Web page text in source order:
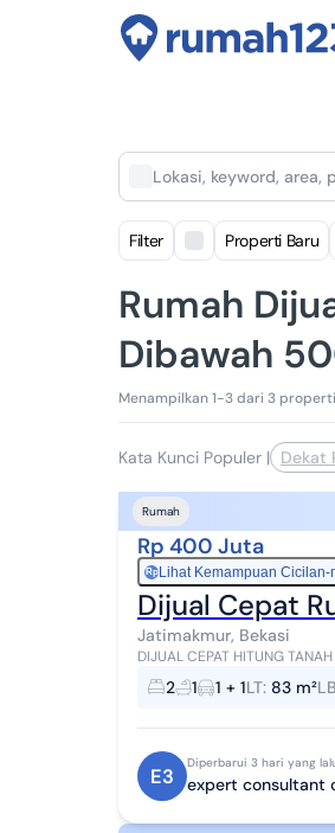
Lokasi, keyword, area,
Filter Properti Baru
Rumah
Dibawah
Menampilkan 1-3 dari 3 properti
Kata Kunci Populer | Dekat
Rumah
Rp 400 Juta
RpLihat Kemampuan Cicilan-
Dijual Cepat
Jatimakmur, Bekasi
DIJUAL CEPAT HITUNG TANAH AJA -
1 Lantai - 2 Kamar Tidur - 1
2 1 1 + 1LT: 83 m²LB
E3
Diperbarui 3 hari yang
expert consultant